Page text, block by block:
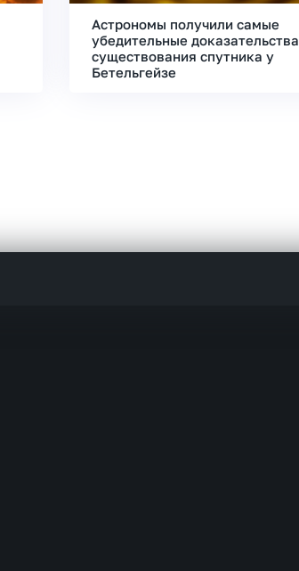
Астрономы получили самые
убедительные доказательства
существования спутника у
Бетельгейзе